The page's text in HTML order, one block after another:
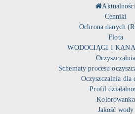
Aktualności
Cenniki
Ochrona danych
Flota
WODOCIĄGI I
Oczyszczalnia
Schematy procesu
Oczyszczalnia dla
Profil
Kolorowanka
Jakość wody